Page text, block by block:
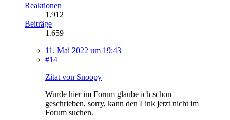
Reaktionen
1.912
Beiträge
1.659
11. Mai 2022 um 19:43
#14
Zitat von Snoopy
Wurde hier im Forum glaube ich schon
geschrieben, sorry, kann den Link jetzt nicht im
Forum suchen.